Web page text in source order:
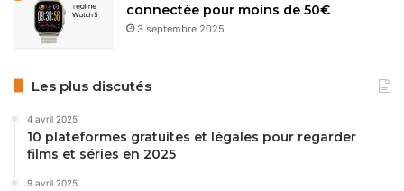
connectée pour moins de 50€
3 septembre 2025
Les plus discutés
4 avril 2025
10 plateformes gratuites et légales pour regarder
films et séries en 2025
9 avril 2025